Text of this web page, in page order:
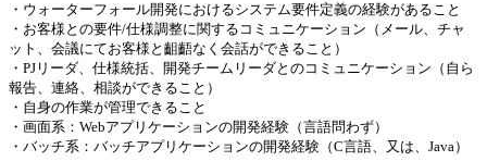
・ウォーターフォール開発におけるシステム要件定義の経験があること
・お客様との要件/仕様調整に関するコミュニケーション（メール、チャ
ット、会議にてお客様と齟齬なく会話ができること）
・PJリーダ、仕様統括、開発チームリーダとのコミュニケーション（自ら
報告、連絡、相談ができること）
・自身の作業が管理できること
・画面系：Webアプリケーションの開発経験（言語問わず）
・バッチ系：バッチアプリケーションの開発経験（C言語、又は、Java）